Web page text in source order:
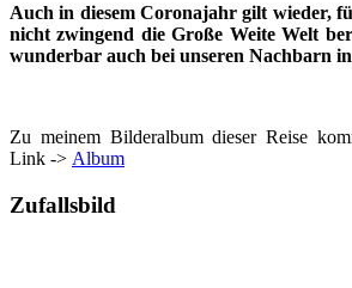
Auch in diesem Coronajahr gilt wieder,
nicht zwingend die Große Weite Welt
wunderbar auch bei unseren Nachbarn
Zu meinem Bilderalbum dieser Reise
Link -> Album
Zufallsbild